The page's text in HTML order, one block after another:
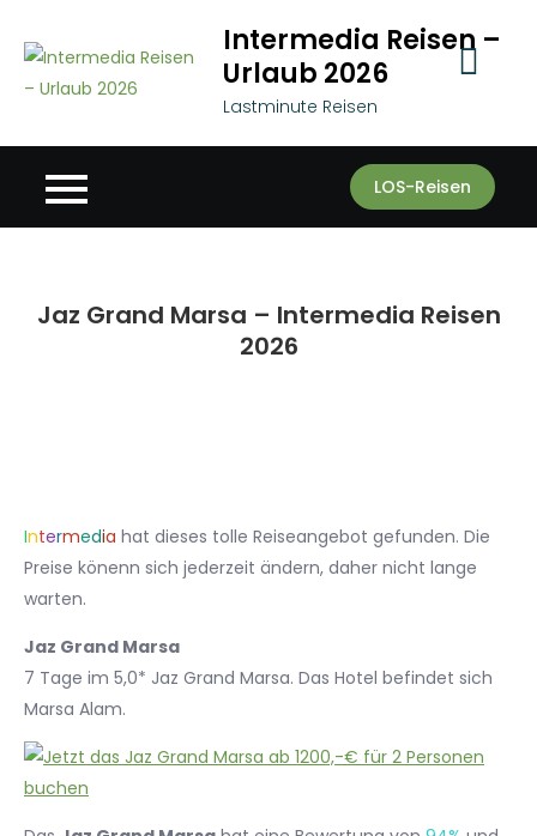
content
Intermedia Reisen –
Urlaub 2026
Lastminute Reisen
LOS-Reisen
Jaz Grand Marsa – Intermedia Reisen
2026
Intermedia hat dieses tolle Reiseangebot gefunden. Die
Preise könenn sich jederzeit ändern, daher nicht lange
warten.
Jaz Grand Marsa
7 Tage im 5,0* Jaz Grand Marsa. Das Hotel befindet sich
Marsa Alam.